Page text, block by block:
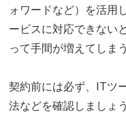
ォワードなど）を活用
ービスに対応できない
って手間が増えてしま
契約前には必ず、ITツ
法などを確認しましょう